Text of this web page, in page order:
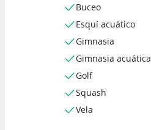
Buceo
Esquí acuático
Gimnasia
Gimnasia acuática
Golf
Squash
Vela